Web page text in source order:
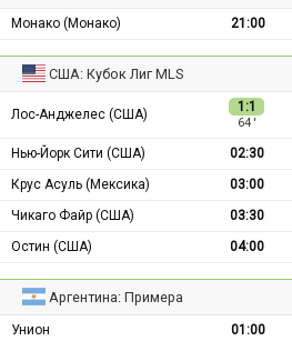
Монако (Монако) 21:00
США: Кубок Лиг MLS
Лос-Анджелес (США) 1:1
64 ′
Нью-Йорк Сити (США) 02:30
Крус Асуль (Мексика)
03:00
Чикаго Файр (США)
03:30
Остин (США)
04:00
Аргентина: Примера
Унион 01:00